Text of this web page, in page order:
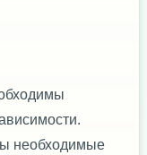
необходимые